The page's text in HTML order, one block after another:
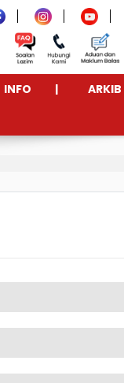
INFO
ARKIB